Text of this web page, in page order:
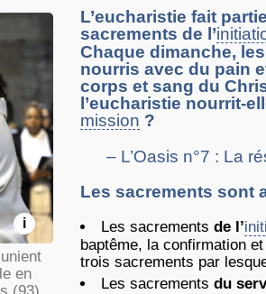
i
en
L’eucharistie fait
sacrements de l’
Chaque dimanche,
nourris avec du pain
corps et sang du
l’eucharistie nourrit-
mission ?
– L’Oasis n°7 : La
Les sacrements sont
Les sacrements de l’
baptême, la confirmation
trois sacrements par
Les sacrements du